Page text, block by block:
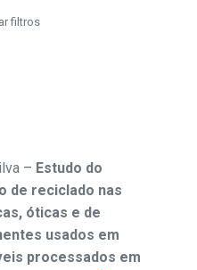
filtros
– Estudo do
de reciclado nas
óticas e de
usados em
processados em